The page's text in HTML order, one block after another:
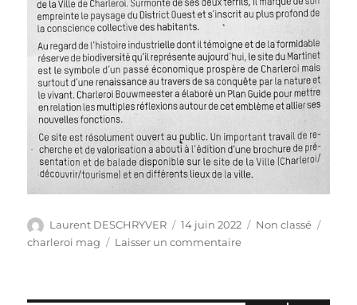
Auteur
Laurent DESCHRYVER
Publié
le
14 juin 2022 Catégories
Non classé
charleroi mag
Laisser un commentairesur